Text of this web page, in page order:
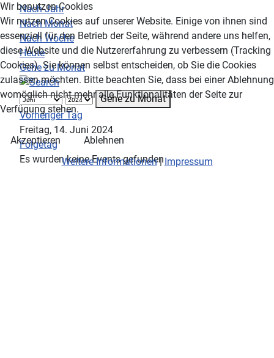
Nach Jahr
Nach Monat
Nach Woche
Heute
Gehe zu Monat
Gehe zu Monat
Vorheriger Tag
Freitag, 14. Juni 2024
Folgetag
Es wurden keine Events gefunden
Wir benutzen Cookies
Wir nutzen Cookies auf unserer Website. Einige von ihnen sind
essenziell für den Betrieb der Seite, während andere uns helfen,
diese Website und die Nutzererfahrung zu verbessern (Tracking
Cookies). Sie können selbst entscheiden, ob Sie die Cookies
zulassen möchten. Bitte beachten Sie, dass bei einer Ablehnung
womöglich nicht mehr alle Funktionalitäten der Seite zur
Verfügung stehen.
Akzeptieren
Ablehnen
Weitere Informationen|Impressum